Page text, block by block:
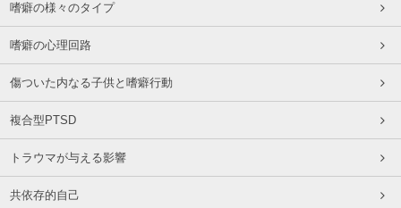
嗜癖の様々のタイプ
嗜癖の心理回路
傷ついた内なる子供と嗜癖行動
複合型PTSD
トラウマが与える影響
共依存的自己